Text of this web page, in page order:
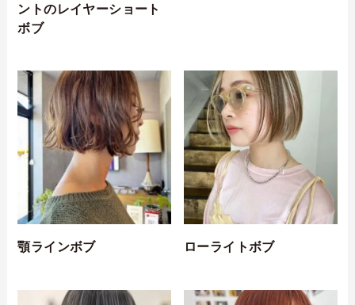
ントのレイヤーショート
ボブ
顎ラインボブ ローライトボブ